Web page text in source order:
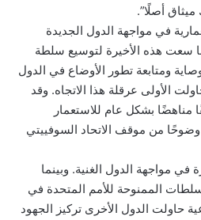
أصلًا”.‍
في مواجهة الدول الجديدة
سعت هذه الأخيرة لتوسيع سلطة
ومتابعة تطور الأوضاع في الدول
الأولى عرقلة هذا الاتجاه. وقد
مناهضًا بشكل عام للاستعمار
وضوحًا من موقف الاتحاد السوفييتي
في مواجهة الدول الغنية. وبينما
الممنوحة للأمم المتحدة في
حاولت الدول الأخرى تركيز الجهود